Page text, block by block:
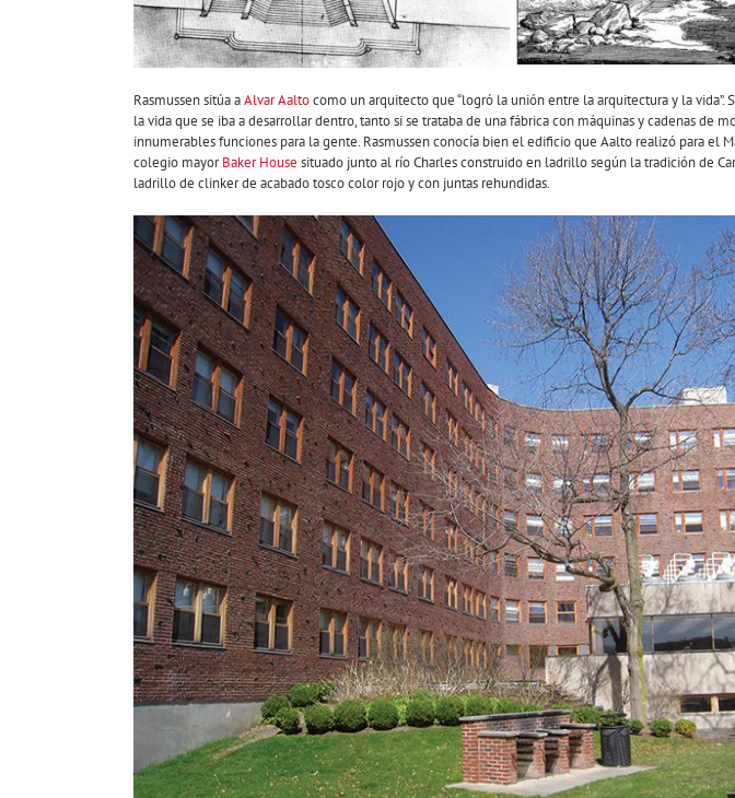
Rasmussen sitúa aAlvar Aaltocomo un arquitecto que “logró la unión entre la arquitectura y la vida”.
la vida que se iba a desarrollar dentro, tanto si se trataba de una fábrica con máquinas y cadenas de
innumerables funciones para la gente. Rasmussen conocía bien el edificio que Aalto realizó para el
colegio mayorBaker House situado junto al río Charles construido en ladrillo según la tradición de
ladrillo de clinker de acabado tosco color rojo y con juntas rehundidas.